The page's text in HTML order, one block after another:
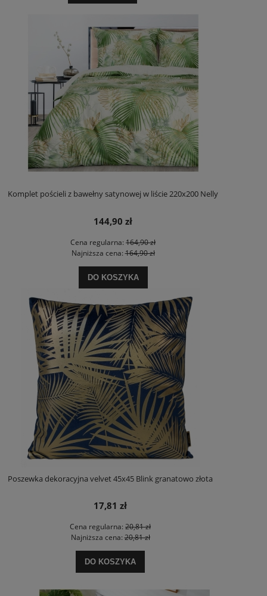
Komplet pościeli z bawełny satynowej w liście 220x200 Nelly
144,90 zł
Cena regularna: 164,90 zł
Najniższa cena:164,90 zł
DO KOSZYKA
Poszewka dekoracyjna velvet 45x45 Blink granatowo złota
17,81 zł
Cena regularna: 20,81 zł
Najniższa cena:20,81 zł
DO KOSZYKA